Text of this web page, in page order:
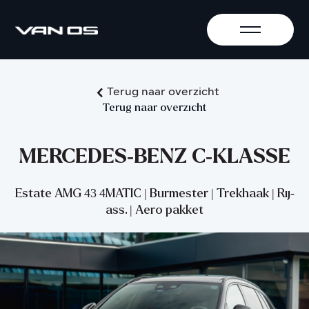
Terug naar overzicht
Terug naar overzicht
MERCEDES-BENZ C-KLASSE
Estate AMG 43 4MATIC | Burmester | Trekhaak | Rij-
ass. | Aero pakket